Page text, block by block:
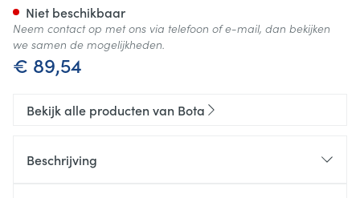
€ 89,54
Niet beschikbaar
Neem contact op met ons via telefoon of e-mail, dan bekijken
we samen de mogelijkheden.
Bekijk alle producten van Bota
Beschrijving